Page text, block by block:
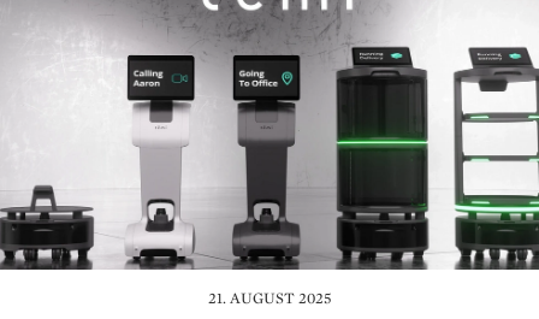
21. AUGUST 2025